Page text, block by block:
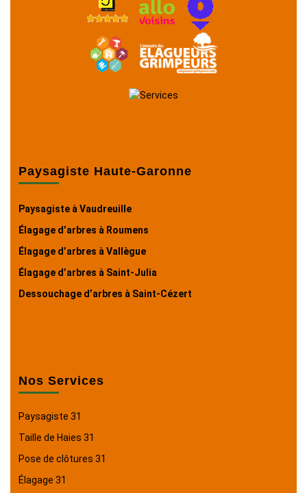
Paysagiste Haute-Garonne
Paysagiste à Vaudreuille
Élagage d’arbres à Roumens
Élagage d’arbres à Vallègue
Élagage d’arbres à Saint-Julia
Dessouchage d’arbres à Saint-Cézert
Nos Services
Paysagiste 31
Taille de Haies 31
Pose de clôtures 31
Élagage 31